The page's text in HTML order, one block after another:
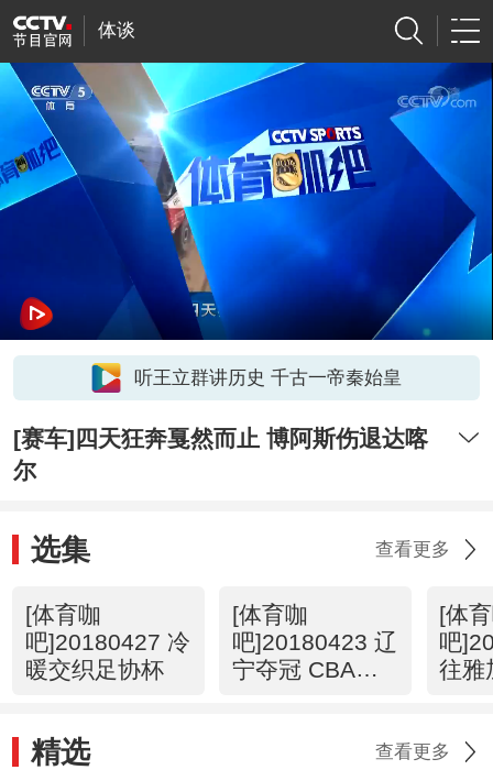
体谈
听王立群讲历史 千古一帝秦始皇
[赛车]四天狂奔戛然而止 博阿斯伤退达喀
尔
选集 查看更多
[体育咖
吧]20180427 冷
暖交织足协杯
[体育咖
吧]20180423 辽
宁夺冠 CBA开
[体
吧
往雅
精选 查看更多